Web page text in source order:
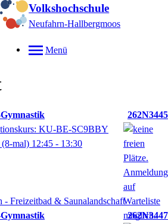
Volkshochschule
Neufahrn-Hallbergmoos
Menü
262N3445
KU-BE-SC9BBY
(8-mal) 12:45 - 13:30
262N3447